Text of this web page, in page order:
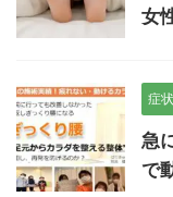
女
症状
急
で